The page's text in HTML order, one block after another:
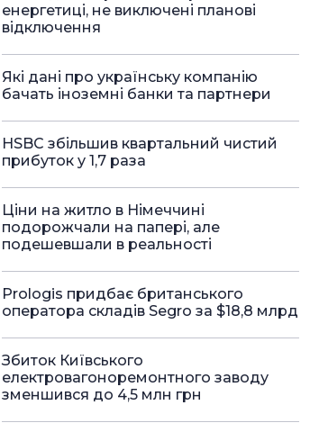
енергетиці, не виключені планові
відключення
Які дані про українську компанію
бачать іноземні банки та партнери
HSBC збільшив квартальний чистий
прибуток у 1,7 раза
Ціни на житло в Німеччині
подорожчали на папері, але
подешевшали в реальності
Prologis придбає британського
оператора складів Segro за $18,8 млрд
Збиток Київського
електровагоноремонтного заводу
зменшився до 4,5 млн грн